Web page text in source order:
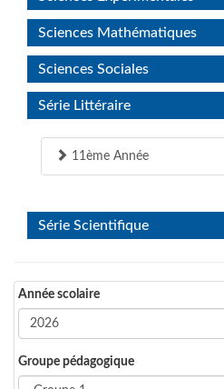
Sciences Mathématiques
Sciences Sociales
Série Littéraire
11ème Année
Série Scientifique
Année scolaire
Groupe pédagogique